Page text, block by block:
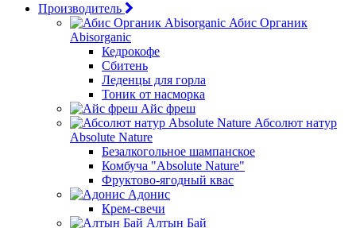
Производитель
Абис Органик
Abisorganic
Кедрокофе
Сбитень
Леденцы для горла
Тоник от насморка
Айс фреш
Абсолют натур
Absolute Nature
Безалкогольное шампанское
Комбуча "Absolute Nature"
Фруктово-ягодный квас
Адонис
Крем-свечи
Алтын Бай